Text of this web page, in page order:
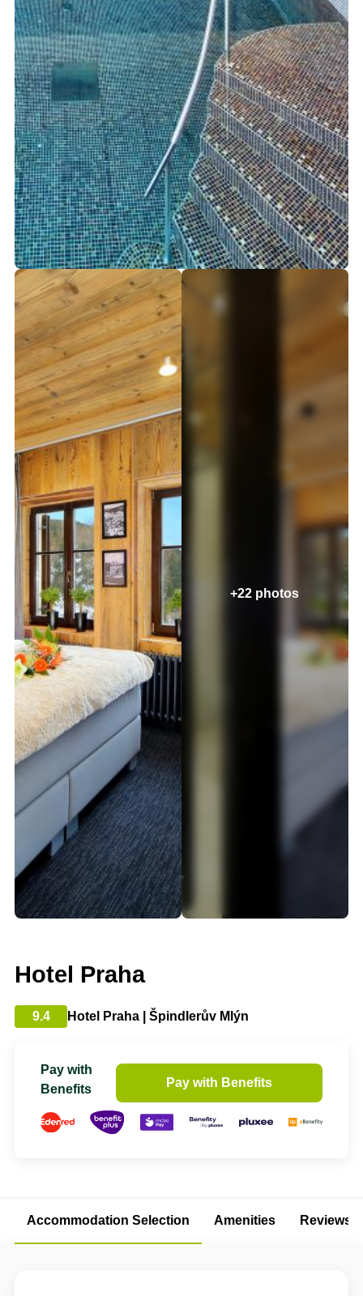
+22 photos
Hotel Praha
9.4 Hotel Praha | Špindlerův Mlýn
Pay with
Benefits
Pay with Benefits
Accommodation Selection Amenities Reviews